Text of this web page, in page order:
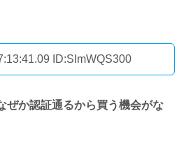
ID:SImWQS300
ぜか認証通るから買う機会がな